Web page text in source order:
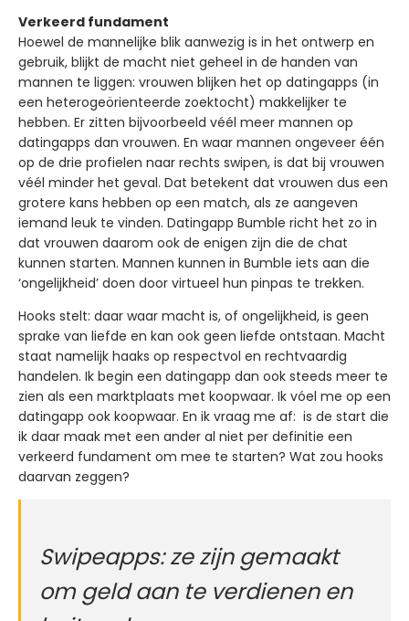
Verkeerd fundament
Hoewel de mannelijke blik aanwezig is in het ontwerp en
gebruik, blijkt de macht niet geheel in de handen van
mannen te liggen: vrouwen blijken het op datingapps (in
een heterogeörienteerde zoektocht) makkelijker te
hebben. Er zitten bijvoorbeeld véél meer mannen op
datingapps dan vrouwen. En waar mannen ongeveer één
op de drie profielen naar rechts swipen, is dat bij vrouwen
véél minder het geval. Dat betekent dat vrouwen dus een
grotere kans hebben op een match, als ze aangeven
iemand leuk te vinden. Datingapp Bumble richt het zo in
dat vrouwen daarom ook de enigen zijn die de chat
kunnen starten. Mannen kunnen in Bumble iets aan die
‘ongelijkheid’ doen door virtueel hun pinpas te trekken.
Hooks stelt: daar waar macht is, of ongelijkheid, is geen
sprake van liefde en kan ook geen liefde ontstaan. Macht
staat namelijk haaks op respectvol en rechtvaardig
handelen. Ik begin een datingapp dan ook steeds meer te
zien als een marktplaats met koopwaar. Ik vóel me op een
datingapp ook koopwaar. En ik vraag me af: is de start die
ik daar maak met een ander al niet per definitie een
verkeerd fundament om mee te starten? Wat zou hooks
daarvan zeggen?
Swipeapps: ze zijn gemaakt
om geld aan te verdienen en